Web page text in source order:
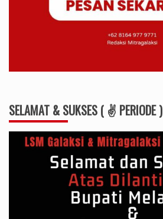
SELAMAT & SUKSES ( ✌ PERIODE )